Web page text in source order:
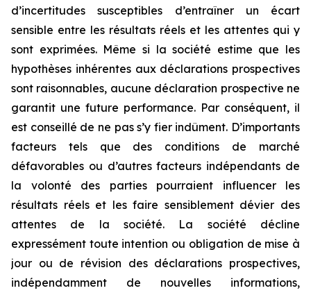
d’incertitudes susceptibles d’entraîner un écart
sensible entre les résultats réels et les attentes qui y
sont exprimées. Même si la société estime que les
hypothèses inhérentes aux déclarations prospectives
sont raisonnables, aucune déclaration prospective ne
garantit une future performance. Par conséquent, il
est conseillé de ne pas s’y fier indûment. D’importants
facteurs tels que des conditions de marché
défavorables ou d’autres facteurs indépendants de
la volonté des parties pourraient influencer les
résultats réels et les faire sensiblement dévier des
attentes de la société. La société décline
expressément toute intention ou obligation de mise à
jour ou de révision des déclarations prospectives,
indépendamment de nouvelles informations,